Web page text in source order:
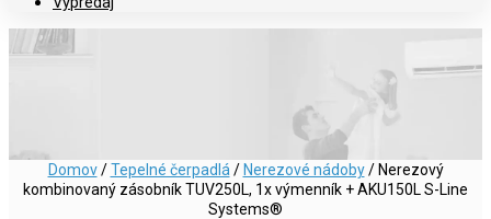
Domov/Tepelné čerpadlá / Nerezové nádoby/ Nerezový
kombinovaný zásobník TUV250L, 1x výmenník + AKU150L S-Line
Systems®